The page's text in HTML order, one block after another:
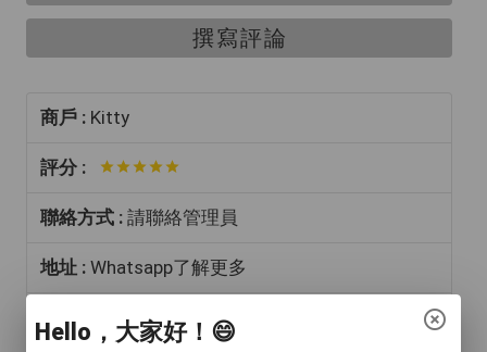
撰寫評論
商戶 : Kitty
評分 :
聯絡方式 : 請聯絡管理員
地址 : Whatsapp了解更多
簡介 :
大提琴8級，樂理5級。教琴4年，為婚禮作
獨奏表演，亦有參加不同比賽和樂團表演。
Hello，大家好！😄